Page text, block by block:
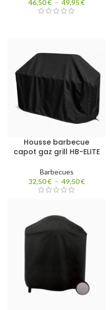
46,50€ – 49,95€
Housse barbecue
capot gaz grill HB-ELITE
Barbecues
32,50€ – 49,50€